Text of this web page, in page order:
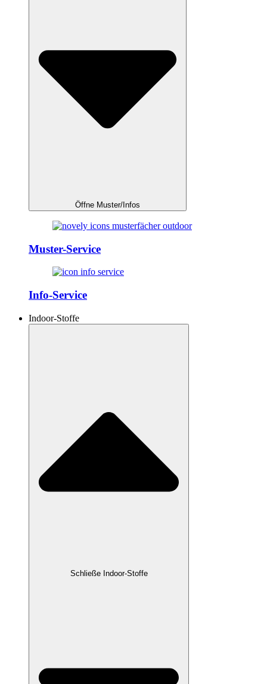
Öffne Muster/Infos
Muster-Service
Info-Service
Indoor-Stoffe
Schließe Indoor-Stoffe